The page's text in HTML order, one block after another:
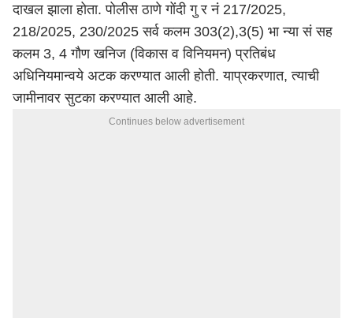
दाखल झाला होता. पोलीसठाणेगोंदी गु र नं 217/2025,
218/2025, 230/2025 सर्व कलम 303(2),3(5) भा न्या सं सह
कलम 3, 4 गौण खनिज (विकास व विनियमन) प्रतिबंध
अधिनियमान्वये अटक करण्यात आली होती. याप्रकरणात, त्याची
जामीनावर सुटका करण्यात आली आहे.
Continues below advertisement